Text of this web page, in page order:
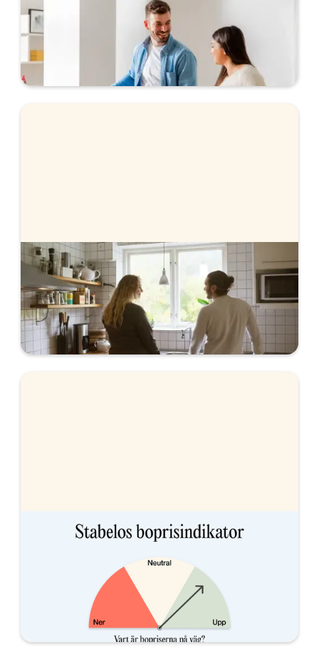
Bolån när du köper bostad
Vi hjälper dig med bolånet när du köper bostad.
Ansök helt digitalt och få svar direkt.
Säljguiden
Ska du sälja din bostad? Lär dig mer om att välja
mäklare, att fixa inför visning och hur
budgivningen fungerar i vår säljguide.
Vart är bostadspriserna på väg?
Stabelos boprisindikator består av tre olika
indikatorer som historiskt har haft en stark
korrelation med vart bostadspriser är påväg. Läs
vår senaste uppdatering.